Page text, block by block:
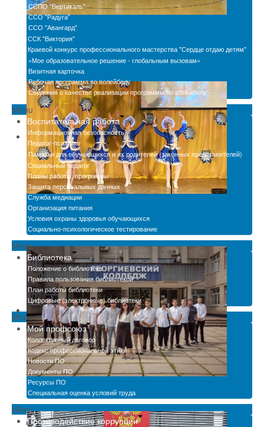
ССПО "Вертикаль"
ССО "Радуга"
ССО "Авангард"
ССК "Виктория"
Краевой конкурс профессионального мастерства "Сердце отдаю детям"
«Мое образовательное решение - глобальным вызовам»
Визитная карточка
Рабочая программа по волейболу
Сведения о качестве реализации программы по волейболу
Menu
Воспитательная работа
Информационная безопасность
Педагог-психолог
Памятки для обучающихся и их родителей (законных представителей)
Социальный педагог
Планы работы, программы
Защита персональных данных
Служба медиации
Организация питания
Условия охраны здоровья обучающихся
Социально-психологическое тестирование
Menu
Библиотека
Положение о библиотеке
Правила пользования библиотекой
План работы библиотеки
Цифровые (электронные) библиотеки
Menu
Мой профсоюз
Коллективный договор
Кодекс профессиональной этики
Новости ПО
Документы ПО
Ресурсы ПО
Специальная оценка условий труда
Menu
Противодействие коррупции